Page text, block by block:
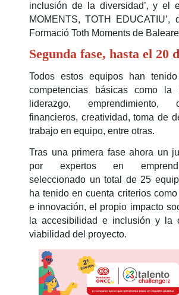
inclusión de la diversidad’, y el
MOMENTS, TOTH EDUCATIU’,
Formació Toth Moments de
Segunda fase, hasta el 20
Todos estos equipos han
competencias básicas como la
liderazgo, emprendimiento,
financieros, creatividad, toma de
trabajo en equipo, entre otras.
Tras una primera fase ahora un
por expertos en
seleccionado un total de 25
ha tenido en cuenta criterios
e innovación, el propio impacto
la accesibilidad e inclusión y la
viabilidad del proyecto.